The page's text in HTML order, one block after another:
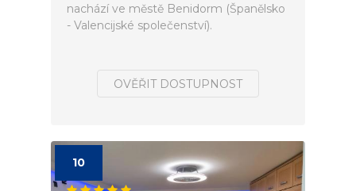
nachází ve městě Benidorm (Španělsko
- Valencijské společenství).
OVĚŘIT DOSTUPNOST
10